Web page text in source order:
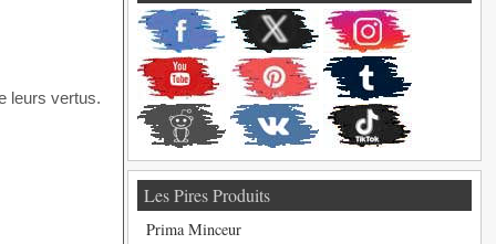
leurs vertus.
Les Pires Produits
Prima Minceur